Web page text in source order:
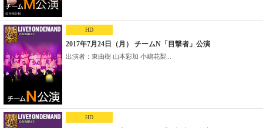
HD
2017年7月24日（月） チームN「目撃者」公演
出演者：東由樹 山本彩加 小嶋花梨...
HD